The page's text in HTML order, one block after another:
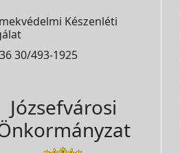
Készenléti
30/493-1925
Józsefvárosi